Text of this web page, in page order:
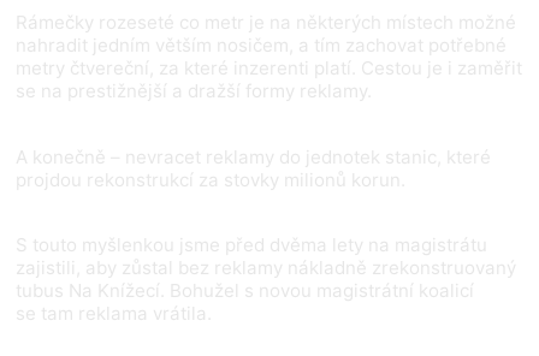
Rámečky rozeseté co metr je na některých místech možné
nahradit jedním větším nosičem, a tím zachovat potřebné
metry čtvereční, za které inzerenti platí. Cestou je i zaměřit
se na prestižnější a dražší formy reklamy.
A konečně – nevracet reklamy do jednotek stanic, které
projdou rekonstrukcí za stovky milionů korun.
S touto myšlenkou jsme před dvěma lety na magistrátu
zajistili, aby zůstal bez reklamy nákladně zrekonstruovaný
tubus Na Knížecí. Bohužel s novou magistrátní koalicí
se tam reklama vrátila.